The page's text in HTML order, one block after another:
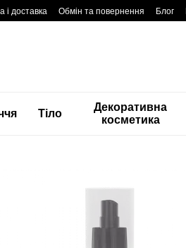
і доставка Обмін та повернення Блог
Тіло
Декоративна
косметика